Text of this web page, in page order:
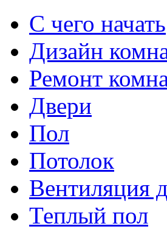
С чего начать
Дизайн
Ремонт
Двери
Пол
Потолок
Вентиляция
Теплый пол